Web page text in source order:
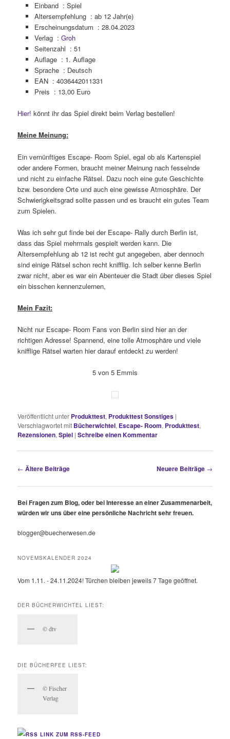
Einband : Spiel
Altersempfehlung : ab 12 Jahr(e)
Erscheinungsdatum : 28.04.2023
Verlag : Groh
Seitenzahl : 51
Auflage : 1. Auflage
Sprache : Deutsch
EAN : 4036442011331
Preis : 13,00 Euro
Hier! könnt ihr das Spiel direkt beim Verlag bestellen!
Meine Meinung:
Ein vernünftiges Escape- Room Spiel, egal ob als Kartenspiel
oder andere Formen, braucht meiner Meinung nach fesselnde
und nicht zu einfache Rätsel. Dazu noch eine gute Geschichte
bzw. besondere Orte und auch eine gewisse Atmosphäre. Der
Schwierigkeitsgrad sollte passen und es braucht ein gutes Team
zum Spielen.
Was ich sehr gut finde bei der Escape- Rally durch Berlin ist,
dass das Spiel mehrmals gespielt werden kann. Die
Altersempfehlung ab 12 ist recht gut angegeben, aber dennoch
sind einige Rätsel schon recht knifflig. Ich selber kenne Berlin
zwar nicht, aber es war ein Abenteuer die Stadt über dieses Spiel
ein bisschen kennenzulernen,
Mein Fazit:
Nicht nur Escape- Room Fans von Berlin sind hier an der
richtigen Adresse! Spannend, eine tolle Atmosphäre und viele
knifflige Rätsel warten hier darauf entdeckt zu werden!
5 von 5 Emmis
Veröffentlicht unter Produkttest, Produkttest Sonstiges |
Verschlagwortet mit Bücherwichtel, Escape- Room, Produkttest,
Rezensionen,Spiel |Schreibe einen Kommentar
Beitragsnavigation
← Ältere Beiträge Neuere Beiträge →
Bei Fragen zum Blog, oder bei Interesse an einer Zusammenarbeit,
würden wir uns über eine persönliche Nachricht sehr freuen.
blogger@buecherwesen.de
NOVEMSKALENDER 2024
Vom 1.11. - 24.11.2024! Türchen bleiben jeweils 7 Tage geöffnet.
DER BÜCHERWICHTEL LIEST:
© dtv
DIE BÜCHERFEE LIEST:
© Fischer
Verlag
LINK ZUM RSS-FEED